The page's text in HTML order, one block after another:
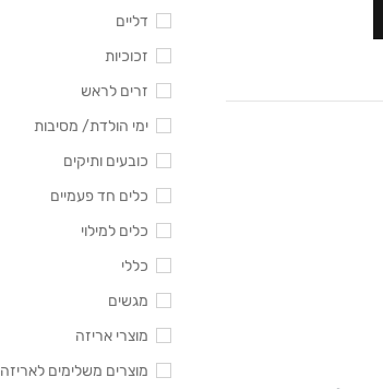
דליים
זכוכיות
זרים לראש
ימי הולדת/ מסיבות
כובעים ותיקים
כלים חד פעמיים
כלים למילוי
כללי
מגשים
מוצרי אריזה
מוצרים משלימים לאריזה